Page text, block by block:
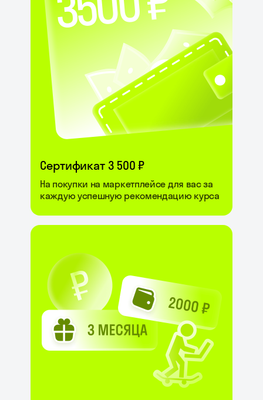
Сертификат 3 500 ₽
На покупки на маркетплейсе для вас за
каждую успешную рекомендацию курса